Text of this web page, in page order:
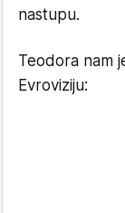
nastupu.
Teodora nam
Evroviziju: